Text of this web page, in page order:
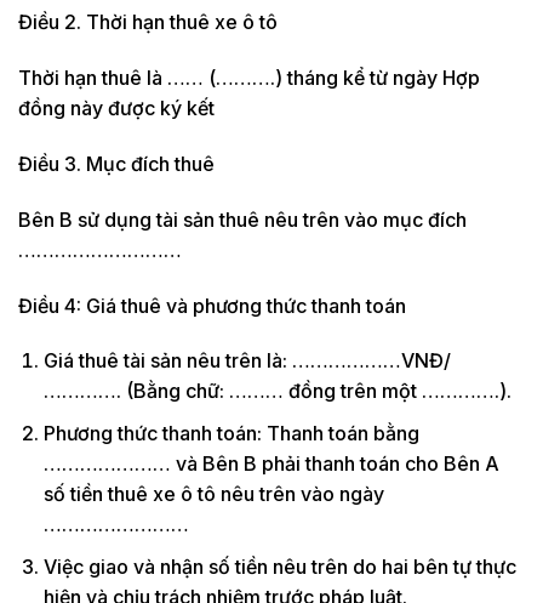
Điều 2. Thời hạn thuê xe ô tô
Thời hạn thuê là …… (……….) tháng kể từ ngày Hợp
đồng này được ký kết
Điều 3. Mục đích thuê
Bên B sử dụng tài sản thuê nêu trên vào mục đích
………………………
Điều 4: Giá thuê và phương thức thanh toán
Giá thuê tài sản nêu trên là: ………………VNĐ/
…………. (Bằng chữ: ……… đồng trên một ………….).
Phương thức thanh toán: Thanh toán bằng
………………… và Bên B phải thanh toán cho Bên A
số tiền thuê xe ô tô nêu trên vào ngày
……………………
Việc giao và nhận số tiền nêu trên do hai bên tự thực
hiện và chịu trách nhiệm trước pháp luật.